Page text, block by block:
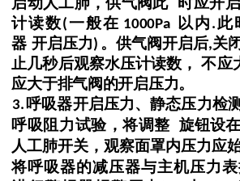
计读数(一般在 1000Pa 以内 . 此
器 开启压力) 。供气阀开启后,关
止几秒后观察水压计读数， 不应
应大于排气阀的开启压力。
3. 呼吸器开启压力、静态压力检
呼吸阻力试验，将调整 旋钮设在
人工肺开关，观察面罩内压力应
将呼吸器的减压器与主机压力